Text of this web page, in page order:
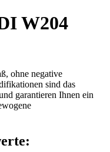
W204
ohne negative
sind das
garantieren Ihnen ein